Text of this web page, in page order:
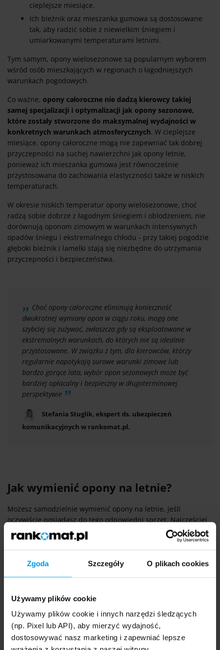
Zgoda Szczegóły O plikach cookies
Używamy plików cookie
Używamy plików cookie i innych narzędzi śledzących
(np. Pixel lub API), aby mierzyć wydajność,
dostosowywać nasz marketing i zapewniać lepsze
cieplejsze miesiące.
Ich bieżnik oraz mieszanka gumowa są dostosowane
tak, aby radzić sobie z niewielkim śniegiem i
umiarkowanymi temperaturami letnimi.
Tym samym, opony wielosezonowe są popularnym wyborem
wśród osób mieszkających w regionach o łagodniejszych
warunkach pogodowych.
Co ważne, opony całoroczne nie dadzą kierowcy takiej
samej specjalizacji i optymalizacji jak opony sezonowe,
które zostały stworzone do maksymalnej wydajności w
konkretnych warunkach atmosferycznych. W cieplejsze
miesiące, opony całoroczne mogą nie zapewniać tak dobrej
przyczepności na suchej nawierzchni jak opony letnie,
ponieważ ich mieszanka gumowa jest równocześnie
przystosowana do zachowania elastyczności także w niskich
temperaturach.
W okresie niskich temperatur opony wielosezonowe, choć
radzą sobie dobrze z łagodnym śniegiem i oblodzeniem, nie
dorównują oponom zimowym w warunkach intensywnych
opadów śniegu i ekstremalnego chłodu - przy takiej pogodzie
głęboki bieżnik i lamelki stają się niezbędne do utrzymania
przyczepności i bezpieczeństwa.
Choć opony całoroczne eliminują konieczność
dwukrotnej wymiany opon w ciągu roku, mogą one
szybciej się zużywać, zwłaszcza gdy są eksploatowane w
ekstremalnych warunkach, do których nie są idealnie
przystosowane. W związku z tym, dla kierowców, którzy
regularnie napotykają surowe warunki zimowe lub
bardzo gorące lata, wybór opon sezonowych może być
bardziej opłacalny i bezpieczny w długoterminowej
perspektywie
Stefania Stuglik, ekspert ds. ubezpieczeń
komunikacyjnych w rankomat.pl.
Jak wymienić opony na letnie?
Możesz samodzielnie wymienić opony na letnie, jeśli
oczywiście posiadasz do tego odpowiedni sprzęt. Najczęściej
jednak wykonanie tej usługi powierza się wulkanizatorowi.
Dzięki temu masz pewność, że będzie ona wykonana
przebiega według określonego schematu:
Ocenia bieżnik, poszukuje ewentualnych uszkodzeń
oraz sprawdza, czy opony nie wykazują znaków
nadmiernego zużycia czy starzenia się gumy.
Używając profesjonalnego sprzętu,